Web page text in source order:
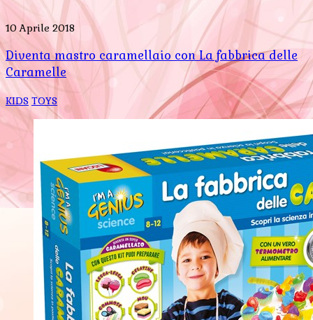
10 Aprile 2018
Diventa mastro caramellaio con La fabbrica delle
Caramelle
KIDS TOYS